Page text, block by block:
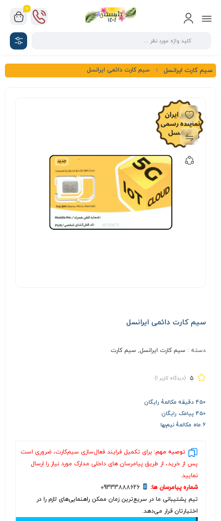
0
سیم کارت ایرانسل سیم کارت دائمی ایرانسل
سیم کارت دائمی ایرانسل
دسته : سیم کارت ایرانسل, سیم کارت
5 (دیدگاه کاربر 1
)
450 دقیقه مکالمهٔ رایگان
450 پیامک رایگان
۶ ماه مکالمهٔ نیم‌بها
توصیه مهم: برای تکمیل فرایند فعال‌سازی سیم‌کارت، ضروری است
پس از خرید، از طریق پیامرسان های داخلی مدارک مورد نیاز را ارسال
نمایید.
شماره پیامرسان ها:
09333888626
تیم پشتیبانی ما در سریع‌ترین زمان ممکن راهنمایی‌های لازم را در
اختیارتان قرار می‌دهد.